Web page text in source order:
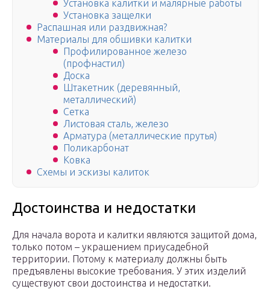
Установка калитки и малярные работы
Установка защелки
Распашная или раздвижная?
Материалы для обшивки калитки
Профилированное железо
(профнастил)
Доска
Штакетник (деревянный,
металлический)
Сетка
Листовая сталь, железо
Арматура (металлические прутья)
Поликарбонат
Ковка
Схемы и эскизы калиток
Достоинства и недостатки
Для начала ворота и калитки являются защитой дома,
только потом – украшением приусадебной
территории. Потому к материалу должны быть
предъявлены высокие требования. У этих изделий
существуют свои достоинства и недостатки.